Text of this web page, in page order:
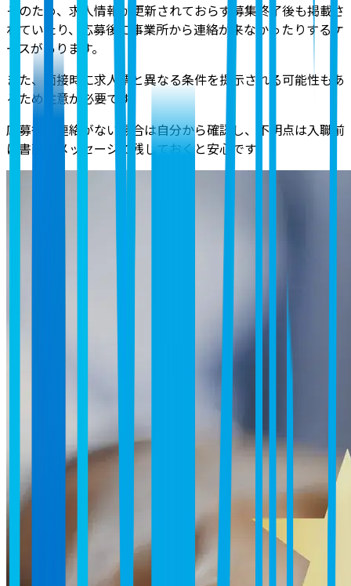
そのため、求人情報が更新されておらず募集終了後も掲載さ
れていたり、応募後に事業所から連絡が来なかったりするケ
ースがあります。
また、面接時に求人票と異なる条件を提示される可能性もあ
るため注意が必要です。
応募後に連絡がない場合は自分から確認し、不明点は入職前
に書面やメッセージで残しておくと安心です。